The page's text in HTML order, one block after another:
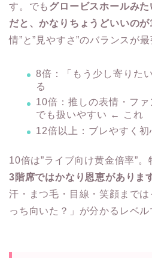
す。でも グロービスホールみ
だと、かなりちょうどいいのが
情”と”見やすさ”のバランスが最
8倍：「もう少し寄りた
る
10倍：推しの表情・フ
でも扱いやすい ← これ
12倍以上：ブレやすく
10倍は”ライブ向け黄金倍率”。
3階席ではかなり恩恵がありま
汗・まつ毛・目線・笑顔までは
っち向いた？」が分かるレベル